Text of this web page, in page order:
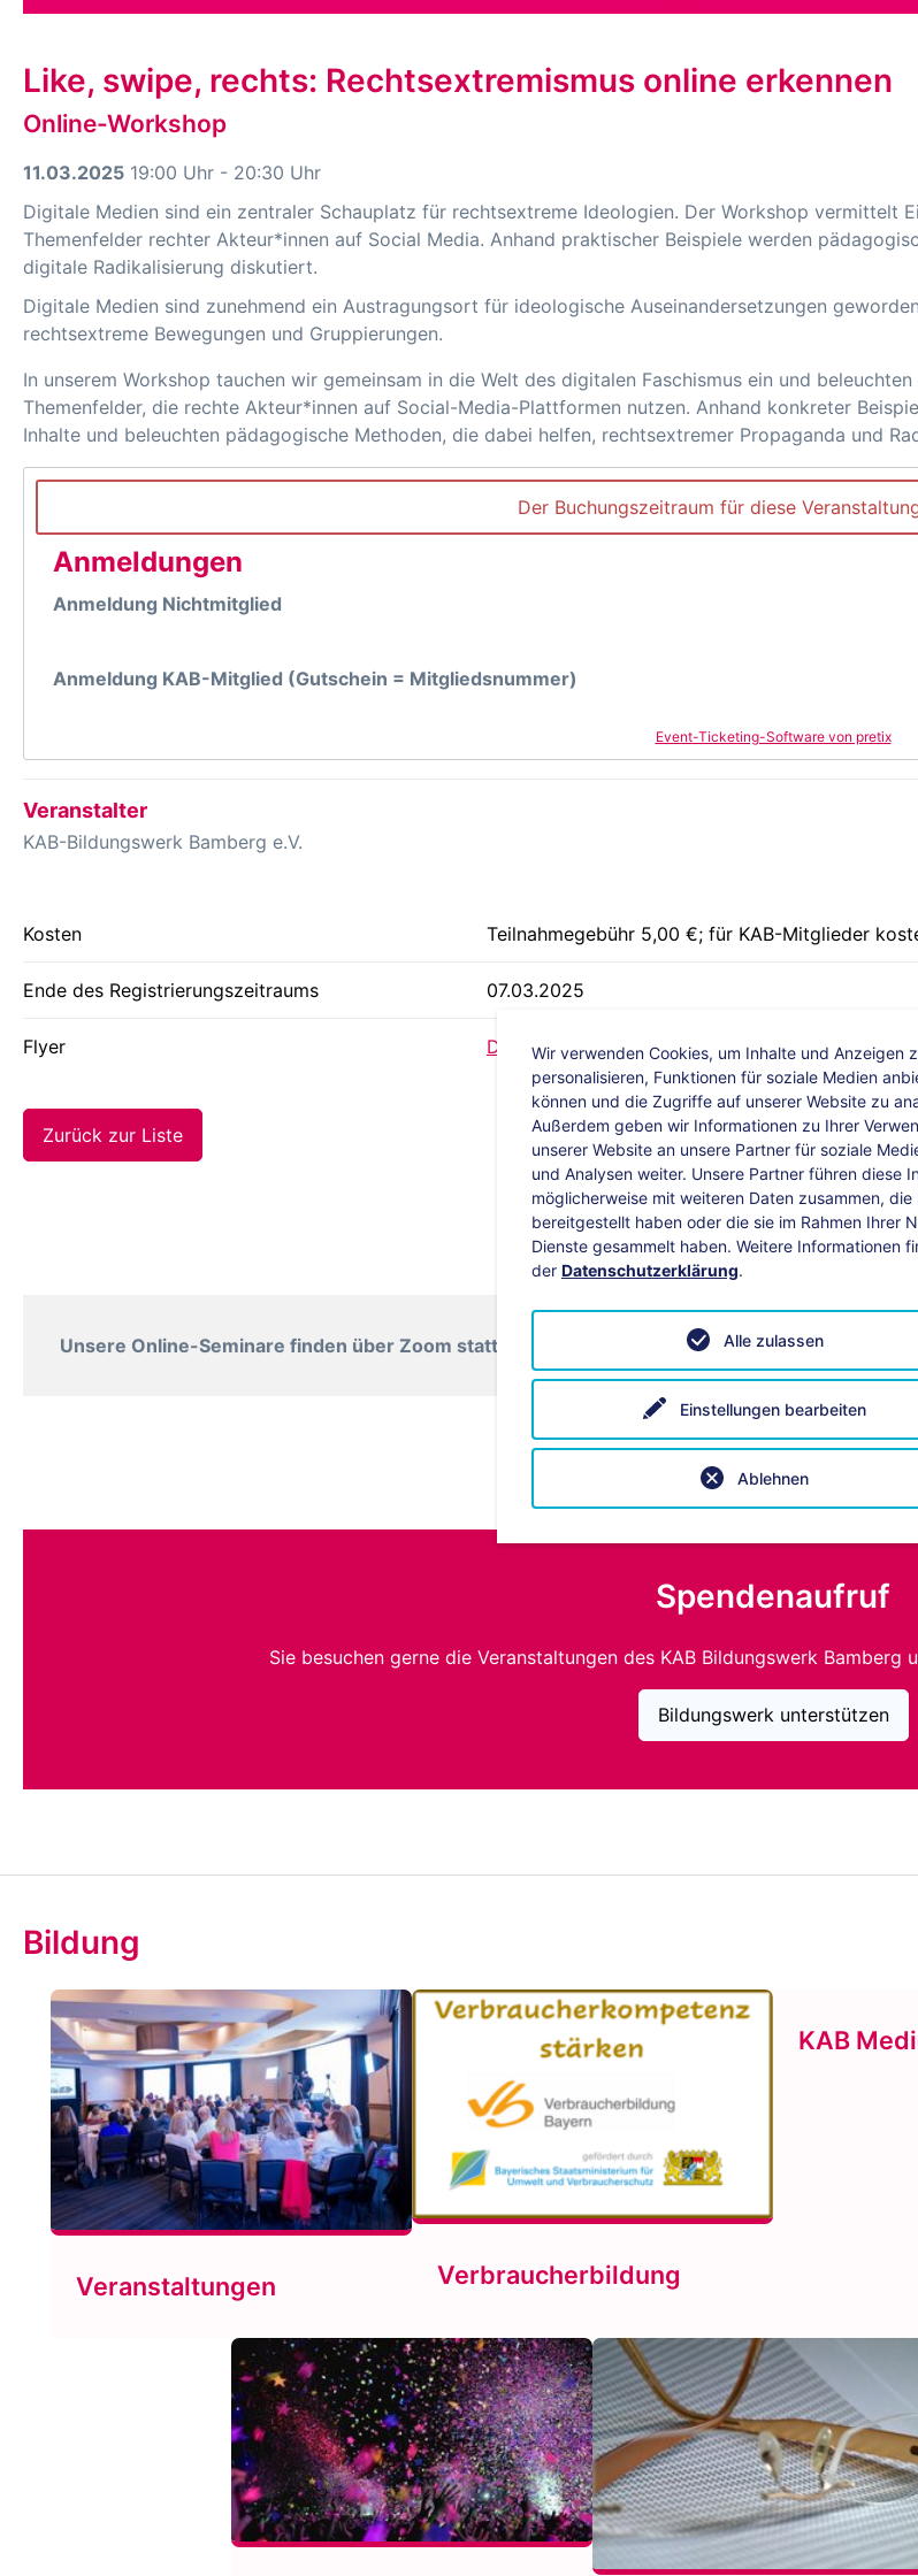
Like, swipe, rechts: Rechtsextremismus online erkennen
Online-Workshop
11.03.2025 19:00 Uhr - 20:30 Uhr
Digitale Medien sind ein zentraler Schauplatz für rechtsextreme Ideologien. Der Workshop vermittelt
Themenfelder rechter Akteur*innen auf Social Media. Anhand praktischer Beispiele werden
digitale Radikalisierung diskutiert.
Digitale Medien sind zunehmend ein Austragungsort für ideologische Auseinandersetzungen
rechtsextreme Bewegungen und Gruppierungen.
In unserem Workshop tauchen wir gemeinsam in die Welt des digitalen Faschismus ein und
Themenfelder, die rechte Akteur*innen auf Social-Media-Plattformen nutzen. Anhand konkreter
Inhalte und beleuchten pädagogische Methoden, die dabei helfen, rechtsextremer Propaganda und
Der Buchungszeitraum für diese
Anmeldungen
Anmeldung Nichtmitglied
Anmeldung KAB-Mitglied (Gutschein = Mitgliedsnummer)
Event-Ticketing-Software von pretix
Veranstalter
KAB-Bildungswerk Bamberg e.V.
Kosten Teilnahmegebühr 5,00 €; für KAB-Mitglieder
Ende des Registrierungszeitraums 07.03.2025
Flyer Download (pdf, 344 KB)
Zurück zur Liste
Unsere Online-Seminare finden über Zoom statt. Bei technischen Fragen hilft unsere
Spendenaufruf
Sie besuchen gerne die Veranstaltungen des KAB Bildungswerk
Bildungswerk unterstützen
Bildung
Veranstaltungen Verbraucherbildung
KAB
Wir verwenden Cookies, um Inhalte und Anzeigen
personalisieren, Funktionen für soziale Medien
können und die Zugriffe auf unserer Website zu
Außerdem geben wir Informationen zu Ihrer
unserer Website an unsere Partner für soziale
und Analysen weiter. Unsere Partner führen diese
möglicherweise mit weiteren Daten zusammen, die
bereitgestellt haben oder die sie im Rahmen Ihrer
Dienste gesammelt haben. Weitere Informationen
der Datenschutzerklärung.
Einstellungen bearbeiten
Ablehnen
Alle zulassen